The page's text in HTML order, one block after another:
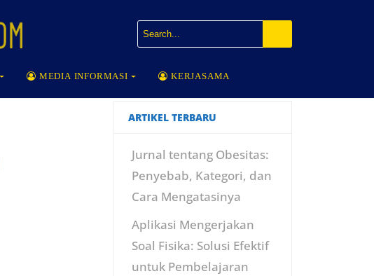
MEDIA INFORMASI KERJASAMA
ARTIKEL TERBARU
Jurnal tentang Obesitas:
Penyebab, Kategori, dan
Cara Mengatasinya
Aplikasi Mengerjakan
Soal Fisika: Solusi Efektif
untuk Pembelajaran